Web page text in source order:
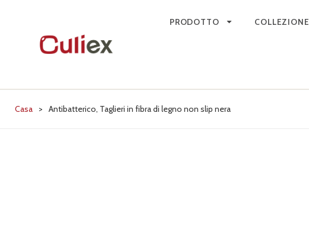
PRODOTTO COLLEZIONE
Casa > Antibatterico, Taglieri in fibra di legno non slip nera